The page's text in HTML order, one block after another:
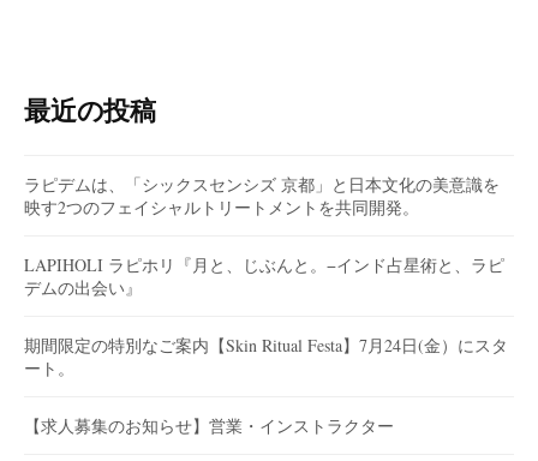
最近の投稿
ラピデムは、「シックスセンシズ 京都」と日本文化の美意識を
映す2つのフェイシャルトリートメントを共同開発。
LAPIHOLI ラピホリ『月と、じぶんと。−インド占星術と、ラピ
デムの出会い』
期間限定の特別なご案内【Skin Ritual Festa】7月24日(金）にスタ
ート。
【求人募集のお知らせ】営業・インストラクター